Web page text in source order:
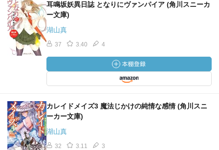
耳鳴坂妖異日誌 となりにヴァンパイア (角川スニーカ
ー文庫)
湖山真
37 3.40 4
カレイドメイズ3 魔法じかけの純情な感情 (角川スニ
ーカー文庫)
湖山真
32 3.11 3